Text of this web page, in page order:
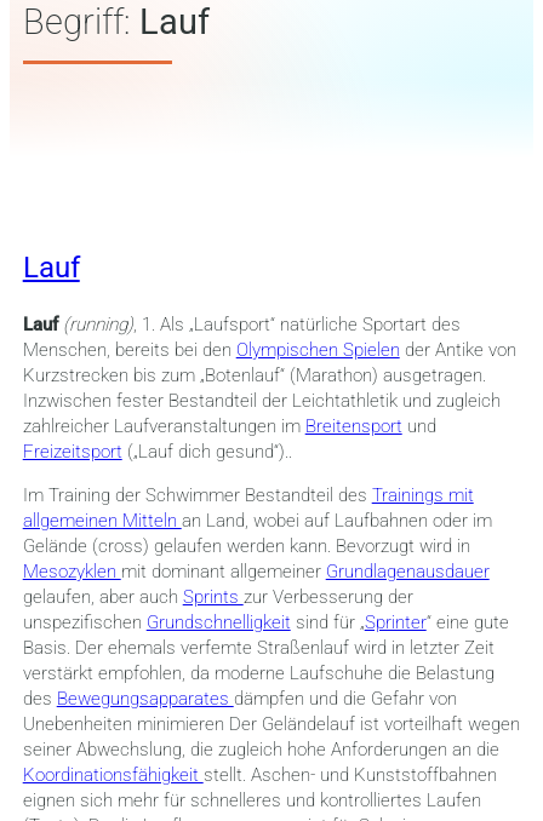
Begriff: Lauf
Lauf
Lauf (running), 1. Als „Laufsport“ natürliche Sportart des
Menschen, bereits bei den Olympischen Spielen der Antike von
Kurzstrecken bis zum „Botenlauf“ (Marathon) ausgetragen.
Inzwischen fester Bestandteil der Leichtathletik und zugleich
zahlreicher Laufveranstaltungen im Breitensportund
Freizeitsport(„Lauf dich gesund“)..
Im Training der Schwimmer Bestandteil des Trainings mit
allgemeinen Mitteln an Land, wobei auf Laufbahnen oder im
Gelände (cross) gelaufen werden kann. Bevorzugt wird in
Mesozyklen mit dominant allgemeiner Grundlagenausdauer
gelaufen, aber auch Sprints zur Verbesserung der
unspezifischen Grundschnelligkeitsind für „Sprinter“ eine gute
Basis. Der ehemals verfemte Straßenlauf wird in letzter Zeit
verstärkt empfohlen, da moderne Laufschuhe die Belastung
des Bewegungsapparates dämpfen und die Gefahr von
Unebenheiten minimieren Der Geländelauf ist vorteilhaft wegen
seiner Abwechslung, die zugleich hohe Anforderungen an die
Koordinationsfähigkeit stellt. Aschen- und Kunststoffbahnen
eignen sich mehr für schnelleres und kontrolliertes Laufen